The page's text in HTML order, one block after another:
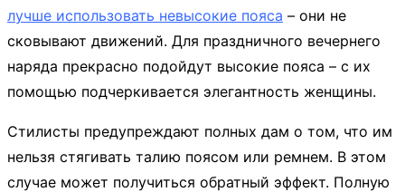
лучше использовать невысокие пояса – они не
сковывают движений. Для праздничного вечернего
наряда прекрасно подойдут высокие пояса – с их
помощью подчеркивается элегантность женщины.
Стилисты предупреждают полных дам о том, что им
нельзя стягивать талию поясом или ремнем. В этом
случае может получиться обратный эффект. Полную